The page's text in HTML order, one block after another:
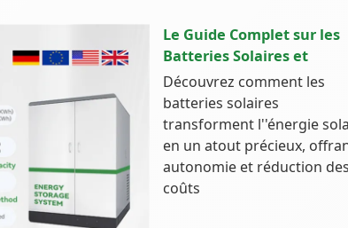
Le Guide Complet sur les
Batteries Solaires et
Découvrez comment les
batteries solaires
transforment l''énergie
en un atout précieux,
autonomie et réduction
coûts